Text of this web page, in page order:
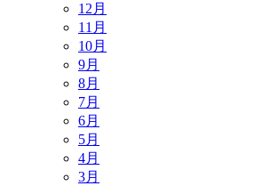
12月
11月
10月
9月
8月
7月
6月
5月
4月
3月